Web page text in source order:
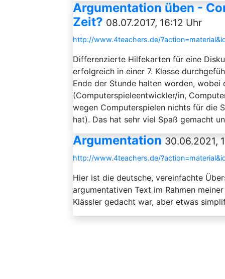
Argumentation üben -
Zeit? 08.07.2017, 16:12 Uhr
http://www.4teachers.de/
Differenzierte Hilfekarten für eine
erfolgreich in einer 7. Klasse
Ende der Stunde halten worden,
(Computerspieleentwickler/in,
wegen Computerspielen nichts für die
hat). Das hat sehr viel Spaß gemacht
Argumentation 30.06.2021,
http://www.4teachers.de/
Hier ist die deutsche, vereinfachte
argumentativen Text im Rahmen
Klässler gedacht war, aber etwas